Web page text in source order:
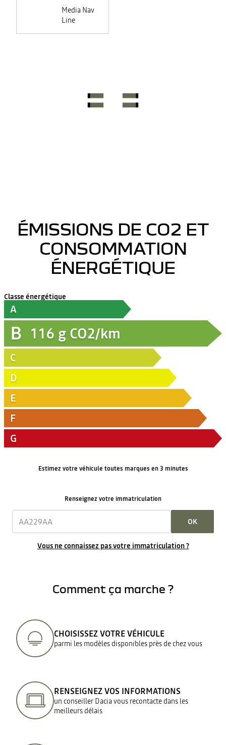
Media Nav
Line
ÉMISSIONS DE CO2 ET
CONSOMMATION
ÉNERGÉTIQUE
Classe énergétique
A
B 116 g CO2/km
C
D
E
F
G
Estimez votre véhicule toutes marques en 3 minutes
Renseignez votre immatriculation
OK
Vous ne connaissez pas votre immatriculation ?
Comment ça marche ?
CHOISISSEZ VOTRE VÉHICULE
parmi les modèles disponibles près de chez vous
RENSEIGNEZ VOS INFORMATIONS
un conseiller Dacia vous recontacte dans les
meilleurs délais